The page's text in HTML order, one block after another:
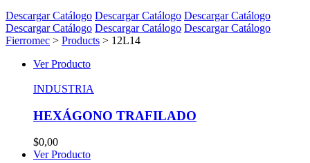
Descargar Catálogo Descargar Catálogo Descargar Catálogo
Descargar Catálogo Descargar Catálogo Descargar Catálogo
Fierromec > Products > 12L14
Ver Producto
INDUSTRIA
HEXÁGONO TRAFILADO
$0,00
Ver Producto